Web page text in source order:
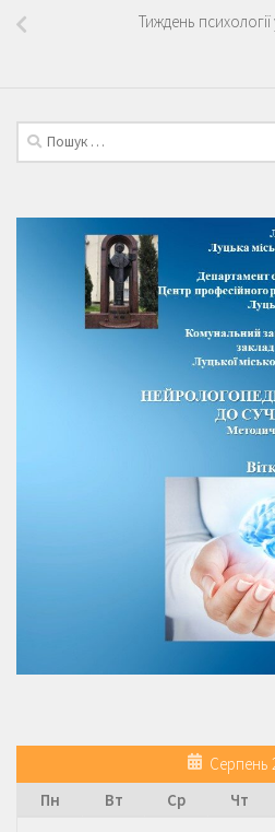
Тиждень психології
Пошук:
Серпень
Пн
Вт Ср Чт